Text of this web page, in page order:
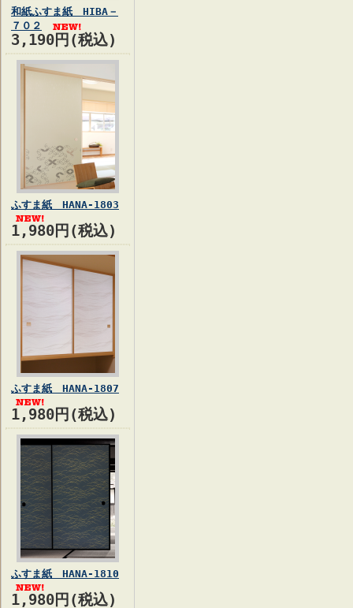
和紙ふすま紙 HIBA－
７０２
3,190円(税込)
ふすま紙 HANA-1803
1,980円(税込)
ふすま紙 HANA-1807
1,980円(税込)
ふすま紙 HANA-1810
1,980円(税込)